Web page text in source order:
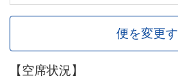
便を変更
【空席状況】